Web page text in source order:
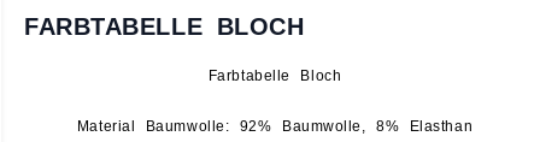
FARBTABELLE BLOCH
Farbtabelle Bloch
Material Baumwolle: 92% Baumwolle, 8% Elasthan